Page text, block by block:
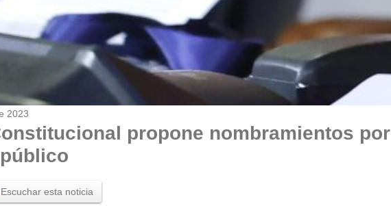
2023
propone nombramientos por
Escuchar esta noticia